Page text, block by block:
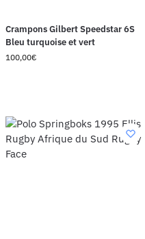
Crampons Gilbert Speedstar 6S
Bleu turquoise et vert
100,00€